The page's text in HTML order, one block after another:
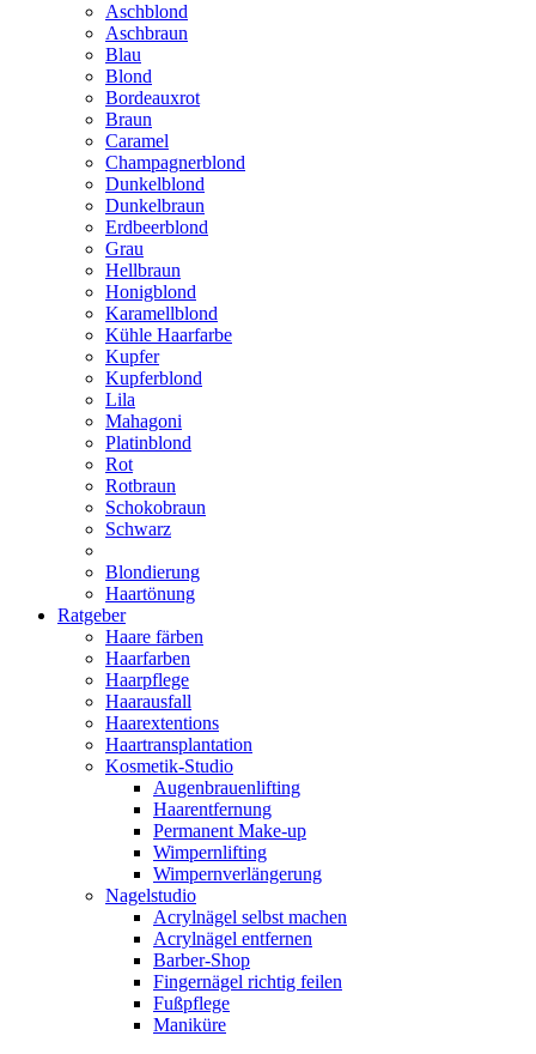
Aschblond
Aschbraun
Blau
Blond
Bordeauxrot
Braun
Caramel
Champagnerblond
Dunkelblond
Dunkelbraun
Erdbeerblond
Grau
Hellbraun
Honigblond
Karamellblond
Kühle Haarfarbe
Kupfer
Kupferblond
Lila
Mahagoni
Platinblond
Rot
Rotbraun
Schokobraun
Schwarz
Blondierung
Haartönung
Ratgeber
Haare färben
Haarfarben
Haarpflege
Haarausfall
Haarextentions
Haartransplantation
Kosmetik-Studio
Augenbrauenlifting
Haarentfernung
Permanent Make-up
Wimpernlifting
Wimpernverlängerung
Nagelstudio
Acrylnägel selbst machen
Acrylnägel entfernen
Barber-Shop
Fingernägel richtig feilen
Fußpflege
Maniküre